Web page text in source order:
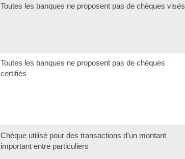
Toutes les banques ne proposent pas de chèques visés
Toutes les banques ne proposent pas de chèques
certifiés
Chèque utilisé pour des transactions d'un montant
important entre particuliers